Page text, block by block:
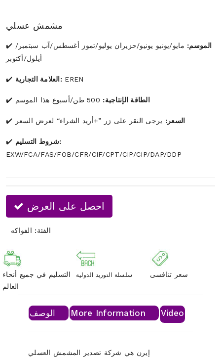
مشمش عسلي
الموسم: مايو/يونيو يونيو/حزيران يوليو/تموز أغسطس/آب سبتمبر/
العلامة التجارية: EREN
الطاقة الإنتاجية:
السعر:
شروط التسليم:
EXW/FCA/FAS/FOB/CFR/CIF/CPT/CIP/CIP/DAP/DDP
احصل على العرض
الفئة: الفواكه
التسليم في جميع أنحاء
العالم
سلسلة التوريد الدولية سعر تنافسى
الوصف More Information Video
إيرن هي شركة تصدير المشمش العسلي